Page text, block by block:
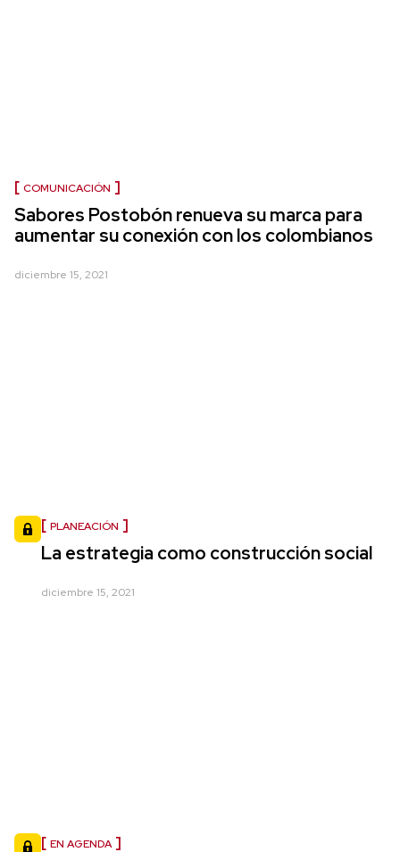
COMUNICACIÓN
Sabores Postobón renueva su marca para
aumentar su conexión con los colombianos
diciembre 15, 2021
PLANEACIÓN
La estrategia como construcción social
diciembre 15, 2021
EN AGENDA